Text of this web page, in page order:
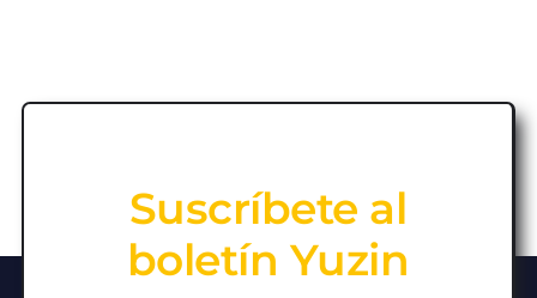
Suscríbete al
boletín Yuzin